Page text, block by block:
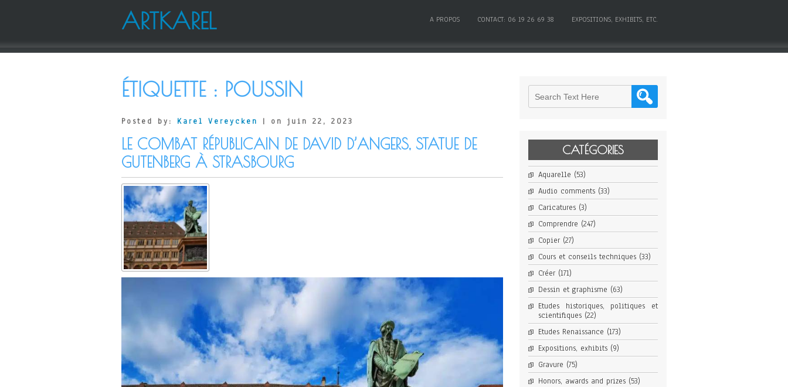
ARTKAREL A PROPOS CONTACT: 06 19 26 69 38 EXPOSITIONS, EXHIBITS, ETC.
ÉTIQUETTE : POUSSIN
Posted by: Karel Vereycken | on juin 22, 2023
LE COMBAT RÉPUBLICAIN DE DAVID D’ANGERS, STATUE DE
GUTENBERG À STRASBOURG
CATÉGORIES
Aquarelle (53)
Audio comments(33)
Caricatures(3)
Comprendre (247)
Copier(27)
Cours et conseils techniques(33)
Créer(171)
Dessin et graphisme (63)
Etudes historiques, politiques et
scientifiques(22)
Etudes Renaissance (173)
Expositions, exhibits(9)
Gravure (75)
Honors, awards and prizes(53)